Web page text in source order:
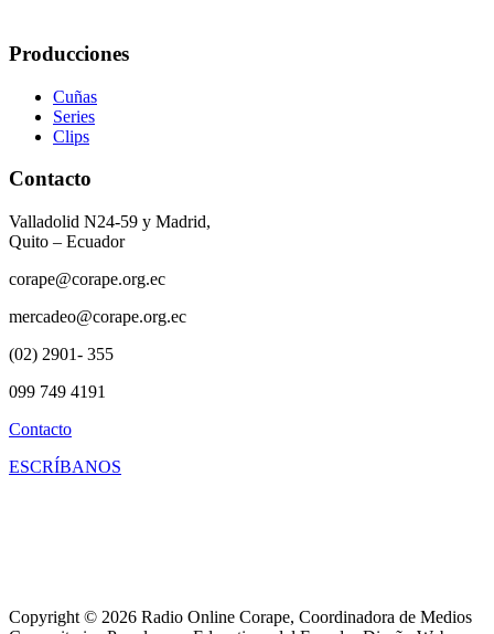
Producciones
Cuñas
Series
Clips
Contacto
Valladolid N24-59 y Madrid,
Quito – Ecuador
corape@corape.org.ec
mercadeo@corape.org.ec
(02) 2901- 355
099 749 4191
Contacto
ESCRÍBANOS
Copyright © 2026 Radio Online Corape, Coordinadora de Medios